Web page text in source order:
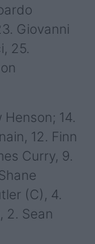
Giovanni
25.
Henson; 14.
12. Finn
Curry, 9.
(C), 4.
2. Sean